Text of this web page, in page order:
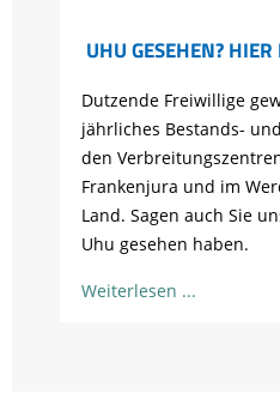
UHU GESEHEN?
Dutzende Freiwillige
jährliches Bestands-
den
Frankenjura und im
Land. Sagen auch Sie
Uhu gesehen haben.
Weiterlesen